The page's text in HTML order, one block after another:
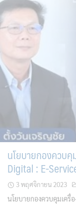
นโยบายกองควบ
Digital : E-
3 พฤศจิกายน 2023
นโยบายกองควบคุมเครื่